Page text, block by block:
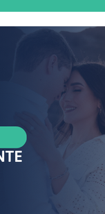
Educación en Australia
Eventos en